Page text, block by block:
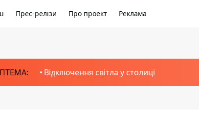
Прес-релізи Про проект Реклама
Відключення світла у столиці